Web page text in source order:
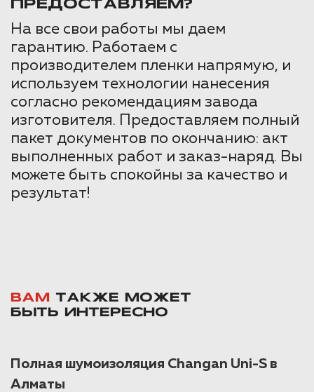
ПРЕДОСТАВЛЯЕМ?
На все свои работы мы даем
гарантию. Работаем с
производителем пленки напрямую, и
используем технологии нанесения
согласно рекомендациям завода
изготовителя. Предоставляем полный
пакет документов по окончанию: акт
выполненных работ и заказ-наряд. Вы
можете быть спокойны за качество и
результат!
ВАМ
ТАКЖЕ МОЖЕТ
БЫТЬ ИНТЕРЕСНО
Полная шумоизоляция Changan Uni-S в
Алматы